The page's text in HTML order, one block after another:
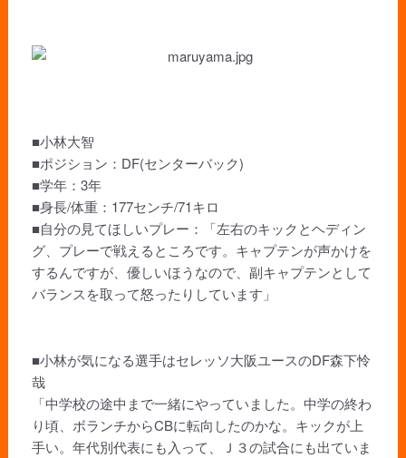
■小林大智
■ポジション：DF(センターバック)
■学年：3年
■身長/体重：177センチ/71キロ
■自分の見てほしいプレー：「左右のキックとヘディン
グ、プレーで戦えるところです。キャプテンが声かけを
するんですが、優しいほうなので、副キャプテンとして
バランスを取って怒ったりしています」
■小林が気になる選手はセレッソ大阪ユースのDF森下怜
哉
「中学校の途中まで一緒にやっていました。中学の終わ
り頃、ボランチからCBに転向したのかな。キックが上
手い。年代別代表にも入って、Ｊ３の試合にも出ていま